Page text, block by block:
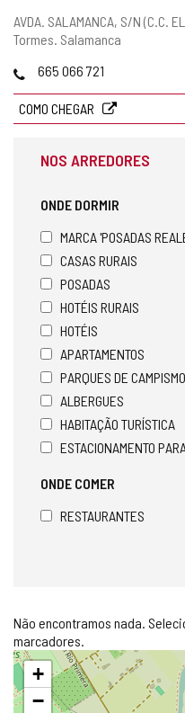
Endereço
postal
AVDA. SALAMANCA, S/N (C.C. EL
Tormes. Salamanca
Telefones
665 066 721
COMO CHEGAR
NOS ARREDORES
ONDE DORMIR
MARCA 'POSADAS
CASAS RURAIS
POSADAS
HOTÉIS RURAIS
HOTÉIS
APARTAMENTOS
PARQUES DE CAMPISMO
ALBERGUES
HABITAÇÃO TURÍSTICA
ESTACIONAMENTO
ONDE COMER
RESTAURANTES
Não encontramos nada.
marcadores.
Pular
mapa
+
−